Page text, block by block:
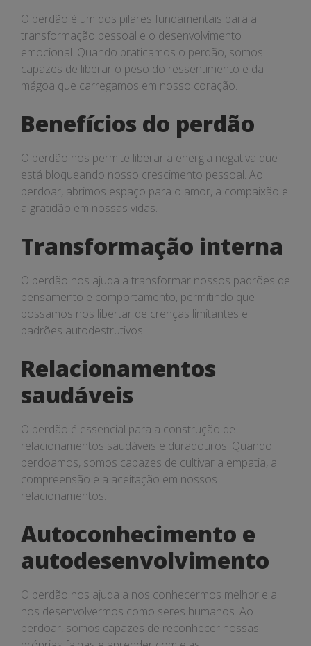
O perdão é um dos pilares fundamentais para a
transformação pessoal e o desenvolvimento
emocional. Quando praticamos o perdão, somos
capazes de liberar o peso do ressentimento e da
mágoa que carregamos em nosso coração.
Benefícios do perdão
O perdão nos permite liberar a energia negativa que
está bloqueando nosso crescimento pessoal. Ao
perdoar, abrimos espaço para o amor, a compaixão e
a gratidão em nossas vidas.
Transformação interna
O perdão nos ajuda a transformar nossos padrões de
pensamento e comportamento, permitindo que
possamos nos libertar de crenças limitantes e
padrões autodestrutivos.
Relacionamentos
saudáveis
O perdão é essencial para a construção de
relacionamentos saudáveis e duradouros. Quando
perdoamos, somos capazes de cultivar a empatia, a
compreensão e a aceitação em nossos
relacionamentos.
Autoconhecimento e
autodesenvolvimento
O perdão nos ajuda a nos conhecermos melhor e a
nos desenvolvermos como seres humanos. Ao
perdoar, somos capazes de reconhecer nossas